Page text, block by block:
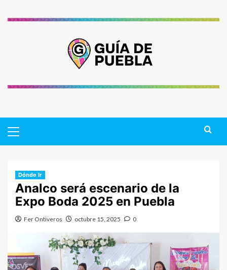
Menu
Dónde Ir
Analco será escenario de la
Expo Boda 2025 en Puebla
Fer Ontiveros octubre 15, 2025 0